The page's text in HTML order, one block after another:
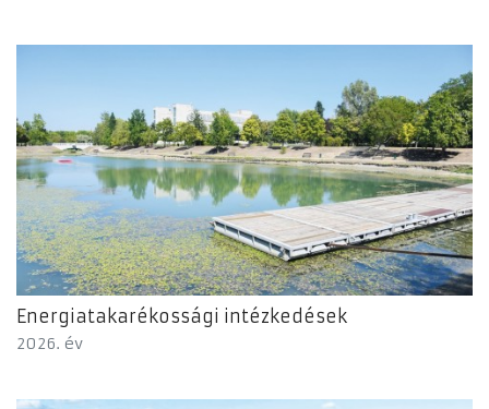
Energiatakarékossági intézkedések
2026. év